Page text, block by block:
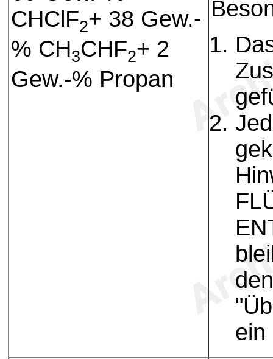
CHClF2+ 38 Gew.-
% CH3CHF2+ 2
Gew.-% Propan
ein